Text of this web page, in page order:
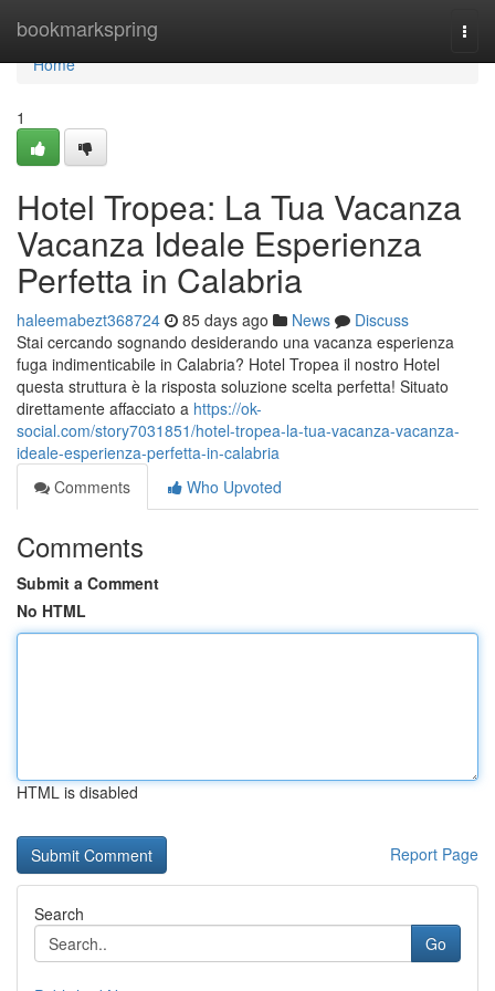
bookmarkspring
Home
Home
1
Hotel Tropea: La Tua Vacanza
Vacanza Ideale Esperienza
Perfetta in Calabria
haleemabezt368724 85 days ago News
Discuss
Stai cercando sognando desiderando una vacanza esperienza
fuga indimenticabile in Calabria? Hotel Tropea il nostro Hotel
questa struttura è la risposta soluzione scelta perfetta! Situato
direttamente affacciato a https://ok-
social.com/story7031851/hotel-tropea-la-tua-vacanza-vacanza-
ideale-esperienza-perfetta-in-calabria
Comments
Who Upvoted
Comments
Submit a Comment
No HTML
HTML is disabled
Report Page
Search
Go